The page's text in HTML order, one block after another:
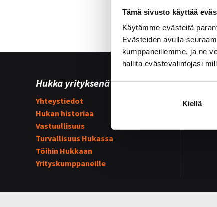
Tämä sivusto käyttää
Käytämme evästeitä
Evästeiden avulla
kumppaneillemme, ja ne
hallita evästevalintojasi
Kiellä
Hukka yrityksenä
Yhteystiedot
Hukan historiaa
Vastuullisuus
Turvallisuus Hukassa
Töihin Hukkaan
Yrityskumppaneille
Hukka